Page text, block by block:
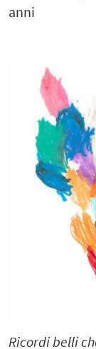
anni
Ricordi belli